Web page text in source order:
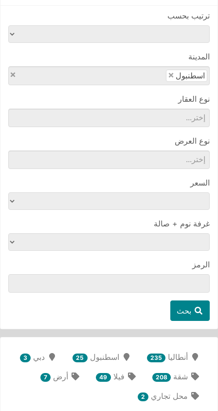
ترتيب بحسب
المدينة
× × اسطنبول
نوع العقار
نوع العرض
السعر
غرفة نوم + صالة
الرمز
بحث
أنطاليا 235 اسطنبول 25 دبي 3
شقة 208 فيلا 49 أرض 7
محل تجاري 2